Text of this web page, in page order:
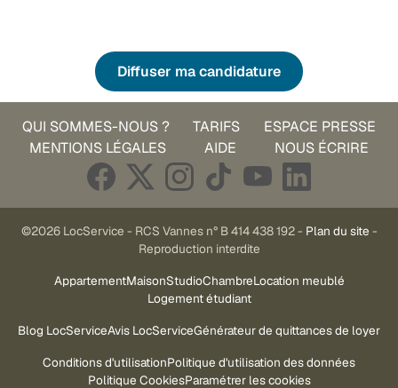
Diffuser ma candidature
QUI SOMMES-NOUS ? TARIFS
ESPACE PRESSE
MENTIONS LÉGALES
AIDE NOUS ÉCRIRE
©2026 LocService - RCS Vannes n° B 414 438 192 - Plan du site -
Reproduction interdite
AppartementMaisonStudioChambreLocation meublé
Logement étudiant
Blog LocServiceAvis LocServiceGénérateur de quittances de loyer
Conditions d'utilisationPolitique d'utilisation des données
Politique CookiesParamétrer les cookies